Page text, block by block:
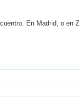
En Madrid, o en